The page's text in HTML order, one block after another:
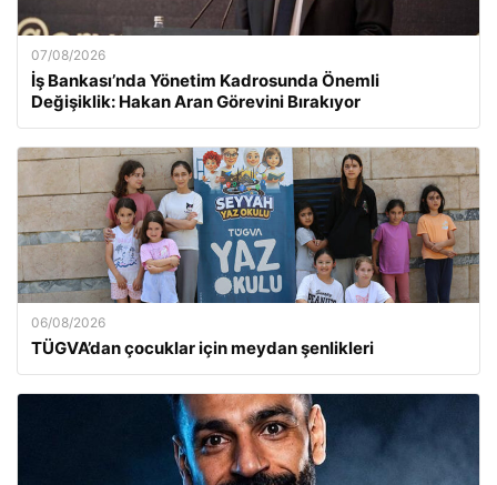
07/08/2026
İş Bankası’nda Yönetim Kadrosunda Önemli
Değişiklik: Hakan Aran Görevini Bırakıyor
06/08/2026
TÜGVA’dan çocuklar için meydan şenlikleri